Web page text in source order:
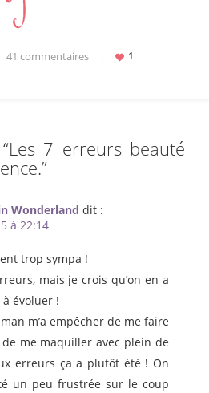
41 commentaires |
Les 7 erreurs beauté
”
Wonderland dit :
à 22:14
trop sympa !
mais je crois qu’on en a
évoluer !
m’a empêcher de me faire
me maquiller avec plein de
erreurs ça a plutôt été ! On
un peu frustrée sur le coup